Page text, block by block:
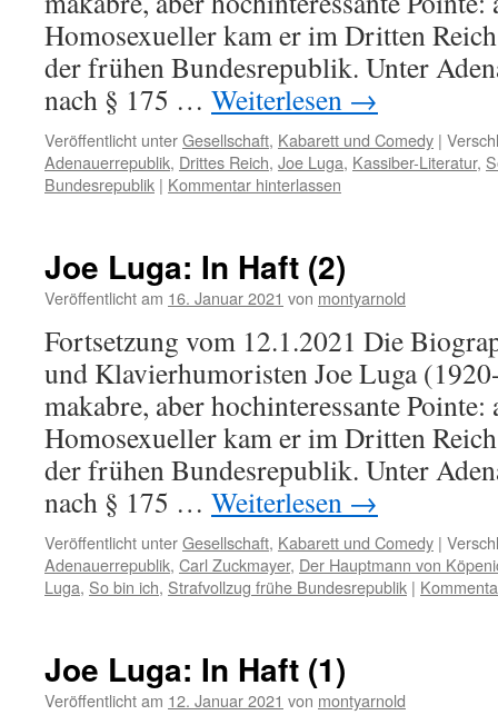
Homosexueller kam er im Dritten
der frühen Bundesrepublik. Unter
nach § 175 … Weiterlesen →
Veröffentlicht unterGesellschaft, Kabarett und Comedy |
Adenauerrepublik, Drittes Reich, Joe Luga, Kassiber-Literatur,
Bundesrepublik | Kommentar hinterlassen
Joe Luga: In Haft (2)
Veröffentlicht am 16. Januar 2021 von montyarnold
Fortsetzung vom 12.1.2021 Die
und Klavierhumoristen Joe Luga
makabre, aber hochinteressante Pointe:
Homosexueller kam er im Dritten
der frühen Bundesrepublik. Unter
nach § 175 … Weiterlesen →
Veröffentlicht unterGesellschaft, Kabarett und Comedy |
Adenauerrepublik, Carl Zuckmayer, Der Hauptmann von
Luga, So bin ich, Strafvollzug frühe Bundesrepublik |
Joe Luga: In Haft (1)
Veröffentlicht am 12. Januar 2021 von montyarnold